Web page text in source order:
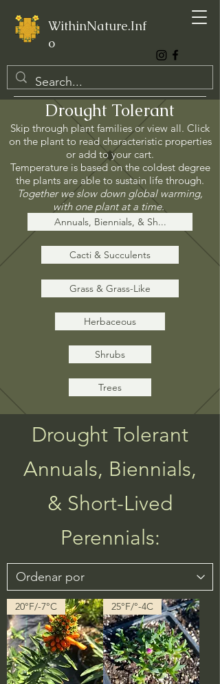
WithinNature.Inf
o
Drought Tolerant
Skip through plant families or view all. Click
on the plant to read characteristic properties
or add to your cart.
Temperature is based on the coldest degree
the plants are able to sustain life through.
Together we slow down global warming,
with one plant at a time.
Annuals, Biennials, & Sh...
Cacti & Succulents
Grass & Grass-Like
Herbaceous
Shrubs
Trees
Drought Tolerant
Annuals, Biennials,
& Short-Lived
Perennials:
20°F/-7°C 25°F/°-4C